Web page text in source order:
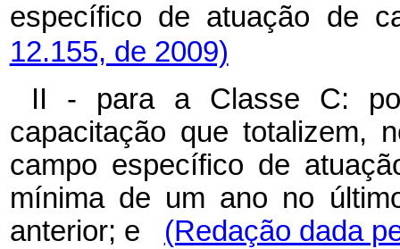
específico de atuação de
12.155, de 2009)
II - para a Classe C:
capacitação que totalizem,
campo específico de
mínima de um ano no
anterior; e (Redação dada